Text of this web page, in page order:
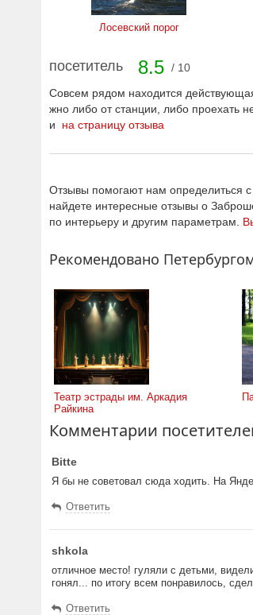
Лосевский порог
посетитель 8.5 / 10
Совсем рядом находится
жно либо от станции, либо проехать
и на страницу отзыва
Отзывы помогают нам определиться
найдете интересные отзывы о
по интерьеру и другим параметрам.
Рекомендовано
Театр эстрады им. Аркадия
Райкина
Комментарии
Bitte
Я бы не советовал сюда ходить. На
Ответить
shkola
отличное место! гуляли с детьми,
гонял... по итогу всем понравилось,
Ответить